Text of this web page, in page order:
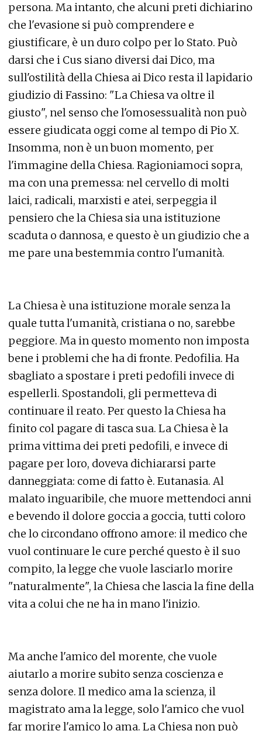
persona. Ma intanto, che alcuni preti dichiarino
che l'evasione si può comprendere e
giustificare, è un duro colpo per lo Stato. Può
darsi che i Cus siano diversi dai Dico, ma
sull'ostilità della Chiesa ai Dico resta il lapidario
giudizio di Fassino: "La Chiesa va oltre il
giusto", nel senso che l'omosessualità non può
essere giudicata oggi come al tempo di Pio X.
Insomma, non è un buon momento, per
l'immagine della Chiesa. Ragioniamoci sopra,
ma con una premessa: nel cervello di molti
laici, radicali, marxisti e atei, serpeggia il
pensiero che la Chiesa sia una istituzione
scaduta o dannosa, e questo è un giudizio che a
me pare una bestemmia contro l'umanità.
La Chiesa è una istituzione morale senza la
quale tutta l'umanità, cristiana o no, sarebbe
peggiore. Ma in questo momento non imposta
bene i problemi che ha di fronte. Pedofilia. Ha
sbagliato a spostare i preti pedofili invece di
espellerli. Spostandoli, gli permetteva di
continuare il reato. Per questo la Chiesa ha
finito col pagare di tasca sua. La Chiesa è la
prima vittima dei preti pedofili, e invece di
pagare per loro, doveva dichiararsi parte
danneggiata: come di fatto è. Eutanasia. Al
malato inguaribile, che muore mettendoci anni
e bevendo il dolore goccia a goccia, tutti coloro
che lo circondano offrono amore: il medico che
vuol continuare le cure perché questo è il suo
compito, la legge che vuole lasciarlo morire
"naturalmente", la Chiesa che lascia la fine della
vita a colui che ne ha in mano l'inizio.
Ma anche l'amico del morente, che vuole
aiutarlo a morire subito senza coscienza e
senza dolore. Il medico ama la scienza, il
magistrato ama la legge, solo l'amico che vuol
far morire l'amico lo ama. La Chiesa non può